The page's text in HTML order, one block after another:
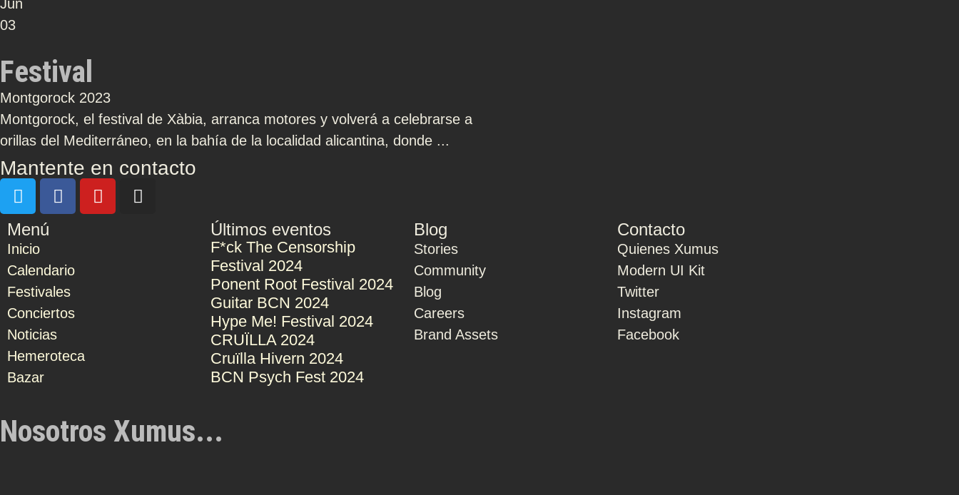
Jun
03
Festival
Montgorock 2023
Montgorock, el festival de Xàbia, arranca motores y volverá a celebrarse a
orillas del Mediterráneo, en la bahía de la localidad alicantina, donde ...
Mantente en contacto
Menú
Inicio
Calendario
Festivales
Conciertos
Noticias
Hemeroteca
Bazar
Últimos eventos
F*ck The Censorship
Festival 2024
Ponent Root Festival 2024
Guitar BCN 2024
Hype Me! Festival 2024
CRUÏLLA 2024
Cruïlla Hivern 2024
BCN Psych Fest 2024
Blog
Stories
Community
Blog
Careers
Brand Assets
Contacto
Quienes Xumus
Modern UI Kit
Twitter
Instagram
Facebook
Nosotros Xumus...